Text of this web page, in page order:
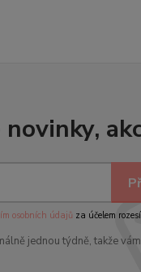
osobních údajů za účelem
jednou týdně, takže